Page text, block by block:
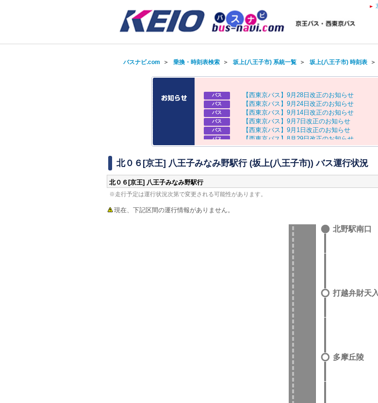
バスナビ.com ＞ 乗換・時刻表検索＞ 坂上(八王子市) 系統一覧＞ 坂上(八王子市) 時刻表＞
バス 【西東京バス 】 9月 28 日 改正のお知 らせ
バス 【西東京バス 】 9月 24 日 改正のお知 らせ
バス 【西東京バス 】 9月 14 日 改正のお知 らせ
バス 【西東京バス 】 9月 7 日 改正のお知 らせ
バス 【西東京バス 】 9月 1 日 改正のお知 らせ
バス 【西東京バス 】 8 月 29日改正のお知 らせ
バス 【京王バス】お盆ダイヤのお知らせ
北０６[京王] 八王子みなみ野駅行 (坂上(八王子市)) バス運行状況
北０６[京王] 八王子みなみ野駅行
※走行予定は運行状況次第で変更される可能性があります。
現在、下記区間の運行情報がありません。
北野駅南口
打越弁財天
多摩丘陵